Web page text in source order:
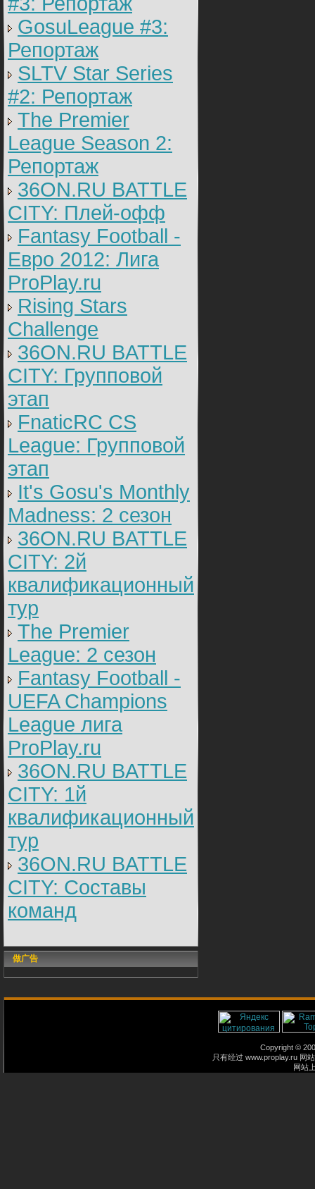
GosuLeague #3:
Репортаж
SLTV Star Series
#2: Репортаж
The Premier
League Season 2:
Репортаж
36ON.RU BATTLE
CITY: Плей-офф
Fantasy Football -
Евро 2012: Лига
ProPlay.ru
Rising Stars
Challenge
36ON.RU BATTLE
CITY: Групповой
этап
FnaticRC CS
League: Групповой
этап
It's Gosu's Monthly
Madness: 2 сезон
36ON.RU BATTLE
CITY: 2й
квалификационный
тур
The Premier
League: 2 cезон
Fantasy Football -
UEFA Champions
League лига
ProPlay.ru
36ON.RU BATTLE
CITY: 1й
квалификационный
тур
36ON.RU BATTLE
CITY: Составы
команд
做广告
Copyright ©
只有经过 www.proplay.ru 网
网站